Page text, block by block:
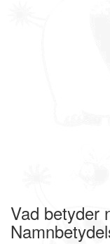
Vad betyder